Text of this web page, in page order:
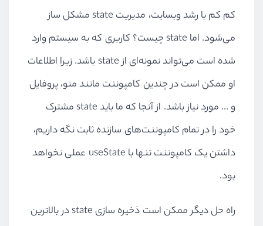
کم کم با رشد وبسایت، مدیریت state مشکل ساز
می‌شود. اما state چیست؟ کاربری که به سیستم وارد
شده است می‌تواند نمونه‌ای ازstate باشد. زیرا اطلاعات
او ممکن است در چندین کامپوننت مانند منو، پروفایل
و ... مورد نیاز باشد. از آنجا که ما بایدstate مشترک
خود را در تمام کامپوننت‌های سازنده ثابت نگه داریم،
داشتن یک کامپوننت تنها با useState عملی نخواهد
بود.
راه حل دیگر ممکن است ذخیره سازی stateدر بالاترین